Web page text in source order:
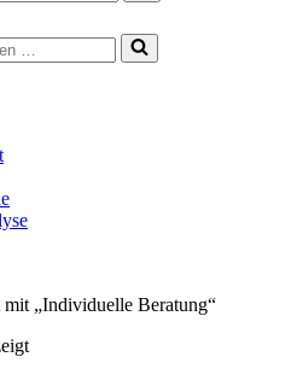
„Individuelle Beratung“